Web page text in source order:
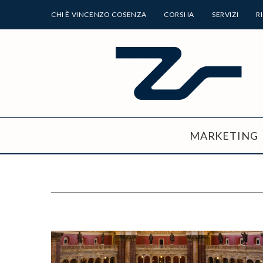
CHI È VINCENZO COSENZA CORSI IA SERVIZI
MARKETING